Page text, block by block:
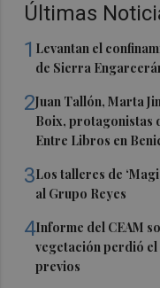
Últimas
1 Levantan el
de Sierra
2Juan Tallón, Marta
Boix, protagonistas
Entre Libros en
3Los talleres de
al Grupo Reyes
4Informe del CEAM
vegetación perdió el
previos